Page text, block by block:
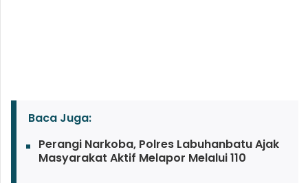
Baca Juga:
Perangi Narkoba, Polres Labuhanbatu Ajak
Masyarakat Aktif Melapor Melalui 110